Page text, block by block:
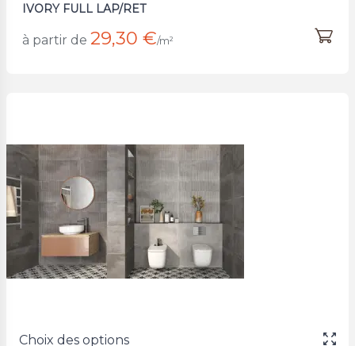
IVORY FULL LAP/RET
à partir de 29,30 €/m²
Choix des options